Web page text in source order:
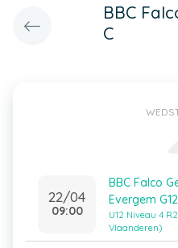
BBC
C
22/04
09:00
BBC Falco
Evergem
U12 Niveau 4
Vlaanderen)